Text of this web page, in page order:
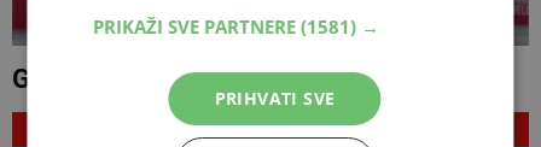
Goran Antonić više nije igrač Veleža
NAJNOVIJE
PRIKAŽI SVE PARTNERE (1581) →
PRIHVATI SVE